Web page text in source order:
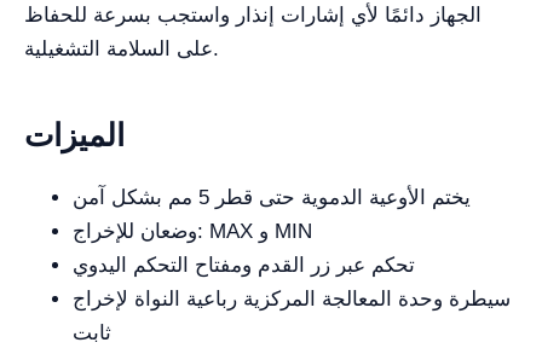
الجهاز دائمًا لأي إشارات إنذار واستجب بسرعة للحفاظ
على السلامة التشغيلية.
الميزات
يختم الأوعية الدموية حتى قطر 5 مم بشكل آمن
وضعان للإخراج: MAX و MIN
تحكم عبر زر القدم ومفتاح التحكم اليدوي
سيطرة وحدة المعالجة المركزية رباعية النواة لإخراج
ثابت